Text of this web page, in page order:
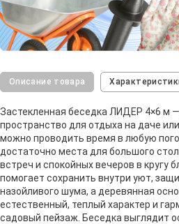
Описание товара
Застекленная беседка ЛИДЕР 4×6 м
пространство для отдыха на даче
можно проводить время в любую
достаточно места для большого
встреч и спокойных вечеров в кругу
помогает сохранить внутри уют,
назойливого шума, а деревянная
естественный, теплый характер и
садовый пейзаж. Беседка выглядит